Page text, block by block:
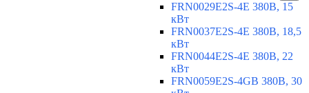
FRN0029E2S-4E 380В, 15
кВт
FRN0037E2S-4E 380В, 18,5
кВт
FRN0044E2S-4E 380В, 22
кВт
FRN0059E2S-4GB 380В, 30